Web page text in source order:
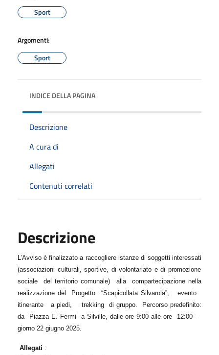
Sport
Argomenti:
Sport
INDICE DELLA PAGINA
Descrizione
A cura di
Allegati
Contenuti correlati
Descrizione
L’Avviso è finalizzato a raccogliere istanze di soggetti interessati
(associazioni culturali, sportive, di volontariato e di promozione
sociale
del territorio comunale) alla
compartecipazione nella
realizzazione del
Progetto “Scapicollata Silvarola”,
evento
itinerante
a piedi, trekking di gruppo.
Percorso predefinito:
da
Piazza E. Fermi a Silville, dalle ore 9:00 alle ore 12:00
-
giorno 22 giugno 2025
Allegati :